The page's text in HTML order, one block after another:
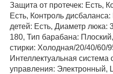
Защита от протечек: Есть,
Есть, Контроль
детей: Есть, Диаметр люка:
180, Тип барабана:
стирки: Холодная/20/40/60/
Интеллектуальная система
управления: Электронный,